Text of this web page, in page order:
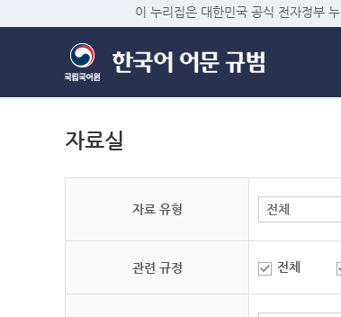
이 누리집은 대한민국 공식 전자정부 누
자료실
자료 유형
관련 규정 전체